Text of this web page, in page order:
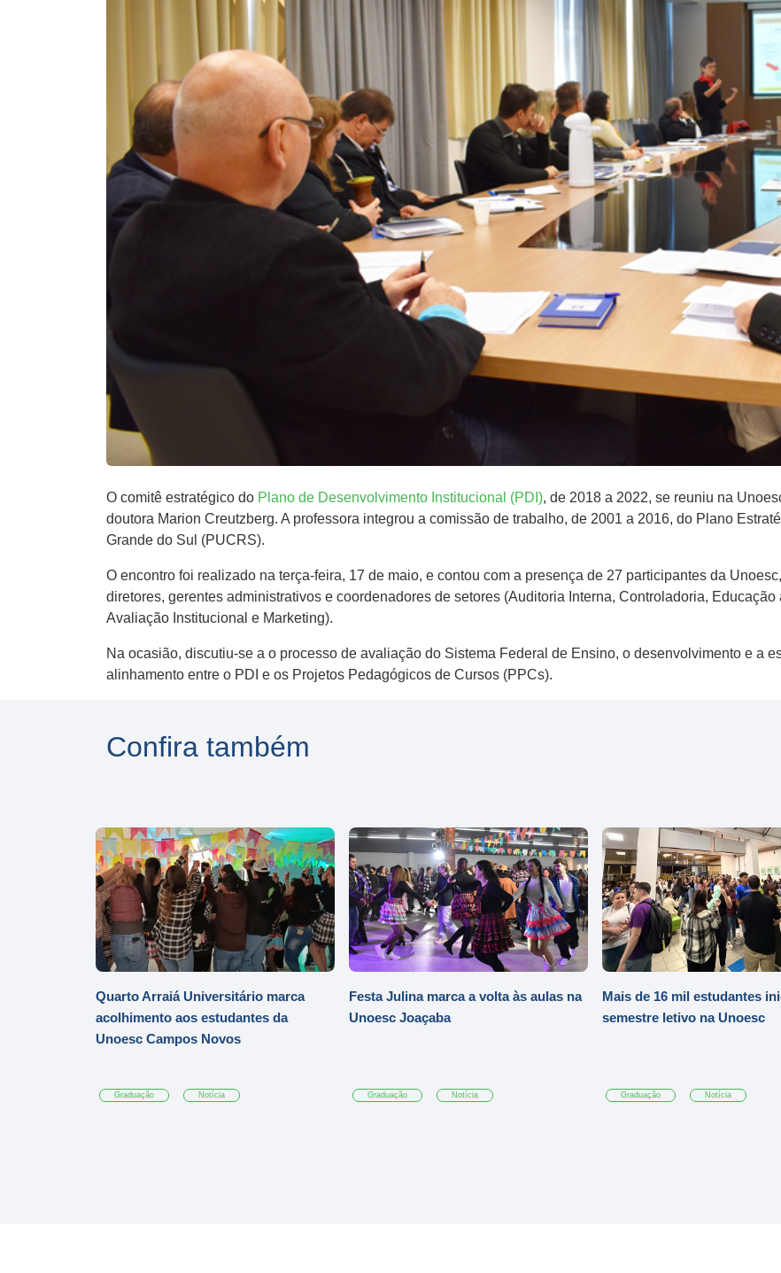
O comitê estratégico do Plano de Desenvolvimento Institucional (PDI), de 2018 a 2022, se reuniu na
doutora Marion Creutzberg. A professora integrou a comissão de trabalho, de 2001 a 2016, do Plano
Grande do Sul (PUCRS).
O encontro foi realizado na terça-feira, 17 de maio, e contou com a presença de 27 participantes da
diretores, gerentes administrativos e coordenadores de setores (Auditoria Interna, Controladoria,
Avaliação Institucional e Marketing).
Na ocasião, discutiu-se a o processo de avaliação do Sistema Federal de Ensino, o desenvolvimento e a
alinhamento entre o PDI e os Projetos Pedagógicos de Cursos (PPCs).
Confira também
Quarto Arraiá Universitário marca
acolhimento aos estudantes da
Unoesc Campos Novos
Graduação Notícia
Festa Julina marca a volta às aulas na
Unoesc Joaçaba
Graduação Notícia
Mais de 16 mil estudantes
semestre letivo na Unoesc
Graduação Notícia